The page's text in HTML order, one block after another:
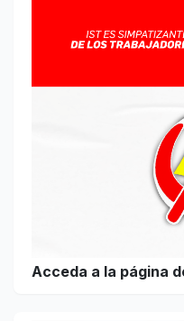
Acceda a la página